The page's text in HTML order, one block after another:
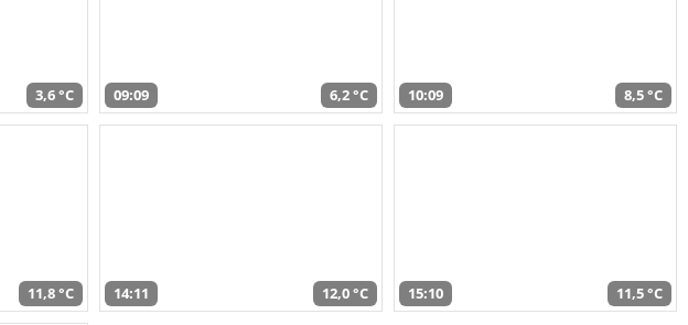
3,6 °C 09:09 6,2 °C 10:09 8,5 °C
11,8 °C 14:11 12,0 °C 15:10 11,5 °C